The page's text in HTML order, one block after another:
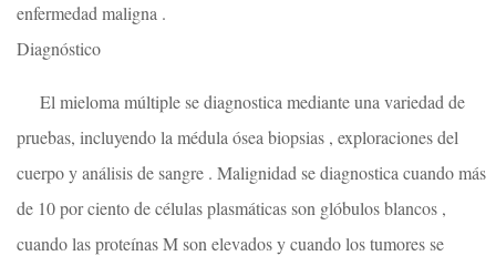
enfermedad maligna .
Diagnóstico
El mieloma múltiple se diagnostica mediante una variedad de
pruebas, incluyendo la médula ósea biopsias , exploraciones del
cuerpo y análisis de sangre . Malignidad se diagnostica cuando más
de 10 por ciento de células plasmáticas son glóbulos blancos ,
cuando las proteínas M son elevados y cuando los tumores se